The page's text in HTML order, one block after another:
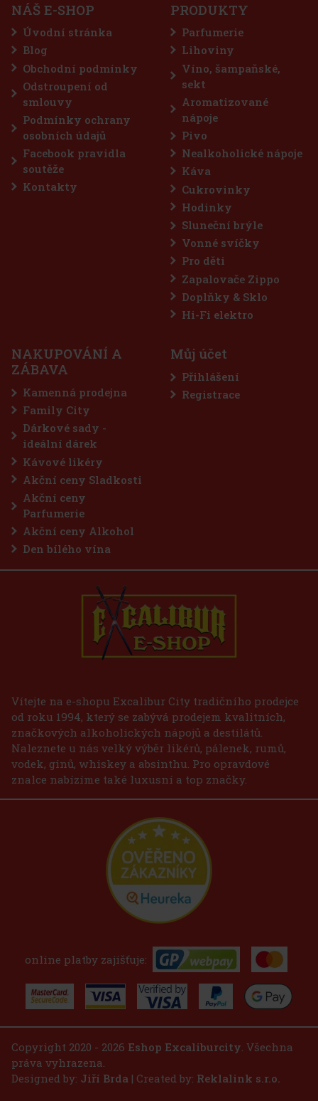
NÁŠ E-SHOP
Úvodní stránka
Blog
Obchodní podmínky
Odstroupení od
smlouvy
Podmínky ochrany
osobních údajů
Facebook pravidla
soutěže
Kontakty
PRODUKTY
Parfumerie
Lihoviny
Víno, šampaňské,
sekt
Aromatizované
nápoje
Pivo
Nealkoholické nápoje
Káva
Cukrovinky
Hodinky
Sluneční brýle
Vonné svíčky
Pro děti
Zapalovače Zippo
Doplňky & Sklo
Hi-Fi elektro
NAKUPOVÁNÍ A
ZÁBAVA
Kamenná prodejna
Family City
Dárkové sady -
ideální dárek
Kávové likéry
Akční ceny Sladkosti
Akční ceny
Parfumerie
Akční ceny Alkohol
Den bílého vína
Můj účet
Přihlášení
Registrace
Vítejte na e-shopu Excalibur City tradičního prodejce
od roku 1994, který se zabývá prodejem kvalitních,
značkových alkoholických nápojů a destilátů.
Naleznete u nás velký výběr likérů, pálenek, rumů,
vodek, ginů, whiskey a absinthu. Pro opravdové
znalce nabízíme také luxusní a top značky.
online platby zajišťuje:
Copyright 2020 - 2026 Eshop Excaliburcity . Všechna
práva vyhrazena.
Designed by: Jiří Brda | Created by: Reklalink s.r.o.